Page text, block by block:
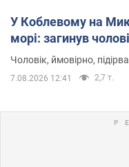
У Коблевому на
морі: загинув
Чоловік, ймовірно,
7.08.2026 12:41 2,7 т.